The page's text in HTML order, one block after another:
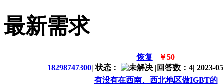
最新需求
恢复
￥50
18298747300| 状态： | 回答数：4| 2023-
有没有在西南、西北地区做IGBT的